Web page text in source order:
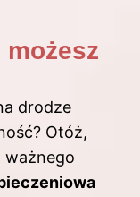
możesz
drodze
Otóż,
ważnego